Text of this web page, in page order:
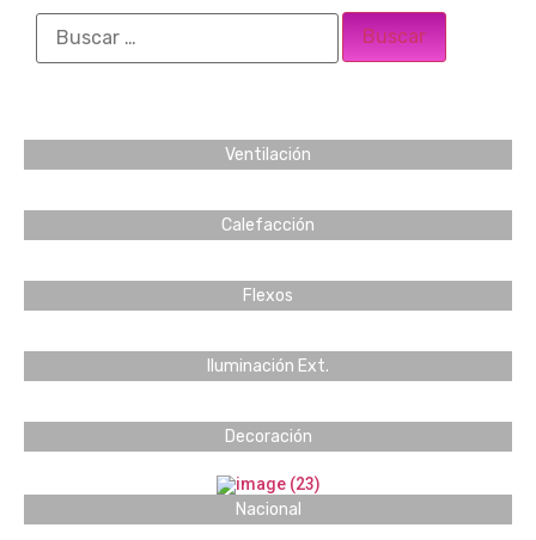
Ventilación
Calefacción
Flexos
Iluminación Ext.
Decoración
Nacional